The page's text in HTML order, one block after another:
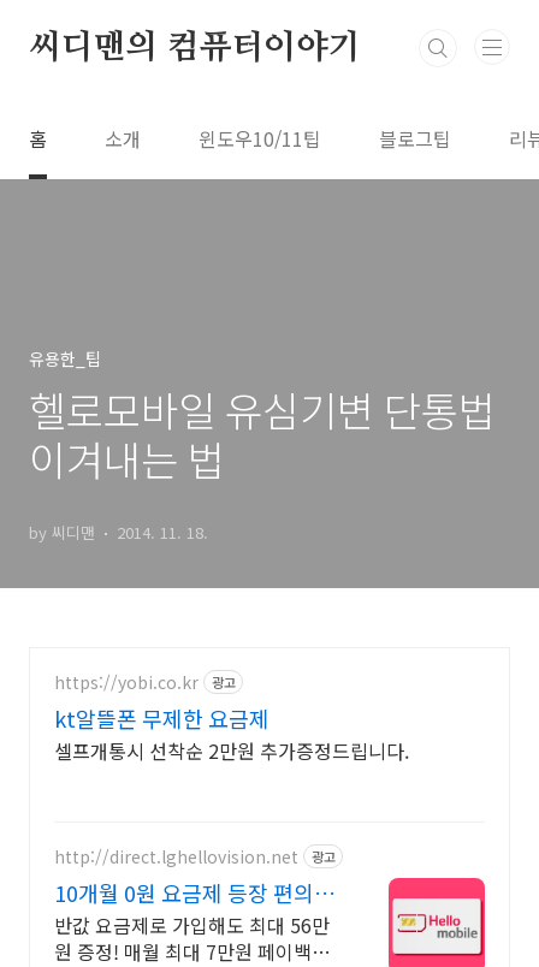
씨디맨의 컴퓨터이야기
홈 소개 윈도우10/11팁 블로그팁 리
유용한_팁
헬로모바일 유심기변 단통법
이겨내는 법
by 씨디맨 2014. 11. 18.
https://yobi.co.kr 광고
kt알뜰폰 무제한 요금제
셀프개통시 선착순 2만원 추가증정드립니다.
http://direct.lghellovision.net 광고
10개월 0원 요금제 등장 편의점
유심, 이심 즉시개통
반값 요금제로 가입해도 최대 56만
원 증정! 매월 최대 7만원 페이백까